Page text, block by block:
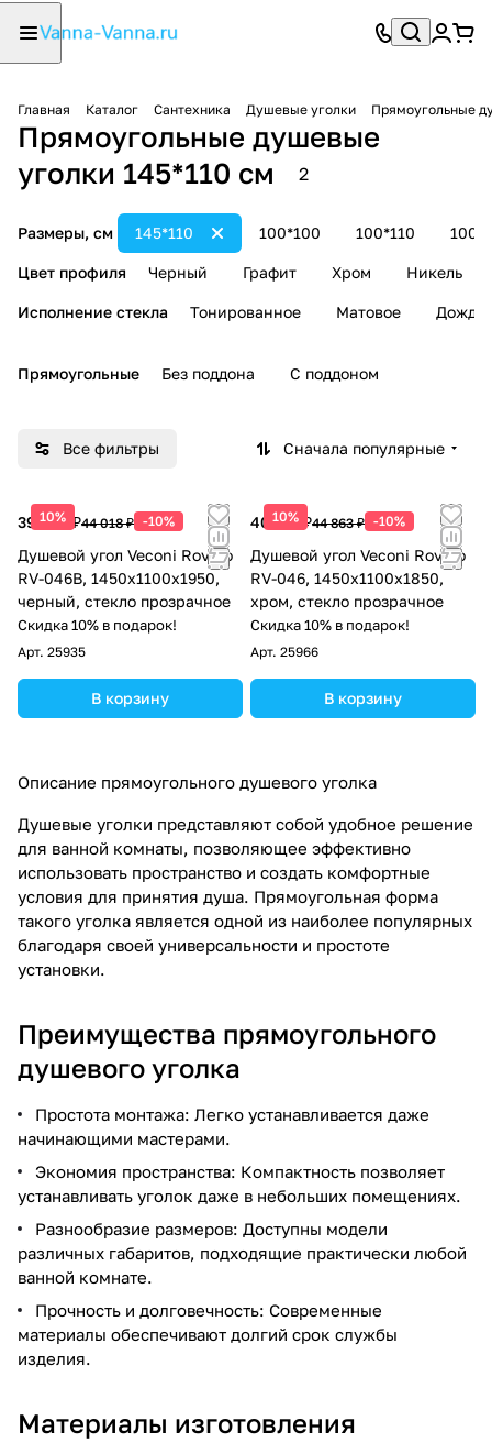
Главная Каталог Сантехника Душевые уголки Прямоугольные
Прямоугольные душевые
уголки 145*110 см
2
Размеры, см 100*100 100*110
145*110
Цвет профиля Черный Графит Хром Никель
Исполнение стекла Тонированное Матовое Дождь
Прямоугольные Без поддона С поддоном
Все фильтры Сначала популярные
10%
39 616 ₽44 018 ₽ -10%
Душевой угол Veconi Rovigo
RV-046B, 1450х1100х1950,
черный, стекло прозрачное
Скидка 10% в подарок!
Арт. 25935
В корзину
10%
40 377 ₽44 863 ₽ -10%
Душевой угол Veconi Rovigo
RV-046, 1450х1100х1850,
хром, стекло прозрачное
Скидка 10% в подарок!
Арт. 25966
В корзину
Описание прямоугольного душевого уголка
Душевые уголки представляют собой удобное решение
для ванной комнаты, позволяющее эффективно
использовать пространство и создать комфортные
условия для принятия душа. Прямоугольная форма
такого уголка является одной из наиболее популярных
благодаря своей универсальности и простоте
установки.
Преимущества прямоугольного
душевого уголка
Простота монтажа: Легко устанавливается даже
начинающими мастерами.
Экономия пространства: Компактность позволяет
устанавливать уголок даже в небольших помещениях.
Разнообразие размеров: Доступны модели
различных габаритов, подходящие практически любой
ванной комнате.
Прочность и долговечность: Современные
материалы обеспечивают долгий срок службы
изделия.
Материалы изготовления